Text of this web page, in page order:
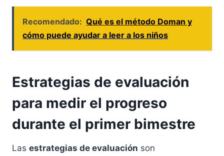
Recomendado: Qué es el método Doman y
cómo puede ayudar a leer a los niños
Estrategias de evaluación
para medir el progreso
durante el primer bimestre
Las estrategias de evaluación son